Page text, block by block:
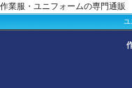
作業服・ユニフォームの専門通販